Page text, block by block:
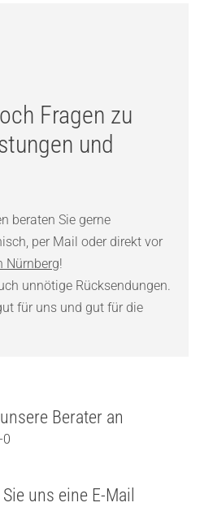
Fragen zu
und
beraten Sie gerne
per Mail oder direkt vor
Nürnberg!
unnötige Rücksendungen.
für uns und gut für die
Berater an
0
uns eine E-Mail